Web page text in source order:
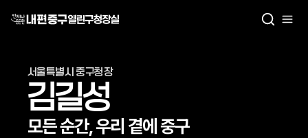
열린구청장실
서울특별시 중구청장
김길성
모든 순간, 우리 곁에 중구